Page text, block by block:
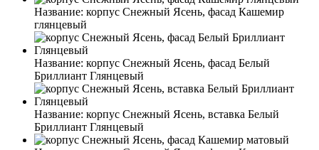
Название: корпус Снежный Ясень, фасад Кашемир
глянцевый
Название: корпус Снежный Ясень, фасад Белый
Бриллиант Глянцевый
Название: корпус Снежный Ясень, вставка Белый
Бриллиант Глянцевый